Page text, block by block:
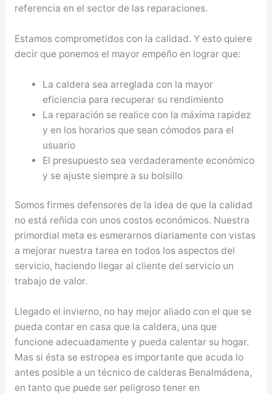
referencia en el sector de las reparaciones.
Estamos comprometidos con la calidad. Y esto quiere
decir que ponemos el mayor empeño en lograr que:
La caldera sea arreglada con la mayor
eficiencia para recuperar su rendimiento
La reparación se realice con la máxima rapidez
y en los horarios que sean cómodos para el
usuario
El presupuesto sea verdaderamente económico
y se ajuste siempre a su bolsillo
Somos firmes defensores de la idea de que la calidad
no está reñida con unos costos económicos. Nuestra
primordial meta es esmerarnos diariamente con vistas
a mejorar nuestra tarea en todos los aspectos del
servicio, haciendo llegar al cliente del servicio un
trabajo de valor.
Llegado el invierno, no hay mejor aliado con el que se
pueda contar en casa que la caldera, una que
funcione adecuadamente y pueda calentar su hogar.
Mas si ésta se estropea es importante que acuda lo
antes posible a un técnico de calderas Benalmádena,
en tanto que puede ser peligroso tener en